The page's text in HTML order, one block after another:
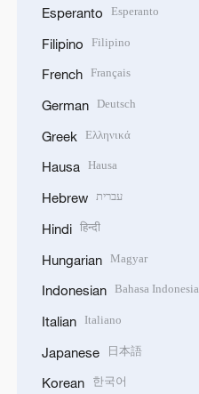
Esperanto Esperanto
Filipino Filipino
French Français
German Deutsch
Greek Ελληνικά
Hausa Hausa
Hebrew עברית
Hindi हिन्दी
Hungarian Magyar
Indonesian Bahasa Indonesia
Italian Italiano
Japanese 日本語
Korean 한국어